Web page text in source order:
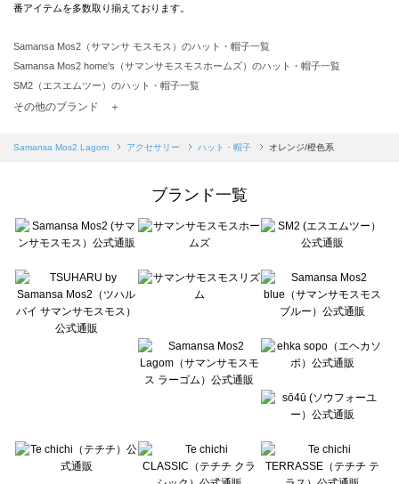
番アイテムを多数取り揃えております。
Samansa Mos2（サマンサ モスモス）のハット・帽子一覧
Samansa Mos2 home's（サマンサモスモスホームズ）のハット・帽子一覧
SM2（エスエムツー）のハット・帽子一覧
TSUHARU by Samansa Mos2（ツハルバイサマンサモスモス）のハット・帽子一覧
Samansa Mos2 blue（サマンサモスモス ブルー）のハット・帽子一覧
sō4ū（ソウフォーユー）のハット・帽子一覧
Te chichi（テチチ）のハット・帽子一覧
Te chichi CLASSIC（テチチ クラシック）のハット・帽子一覧
Lugnoncure（ルノンキュール）のハット・帽子一覧
BETTY'S BLUE（べティーズブルー）のハット・帽子一覧
Wpc.（ワールドパーティー）のハット・帽子一覧
その他のブランド ＋
Samansa Mos2 Lagom アクセサリー ハット・帽子 オレンジ/橙色系
ブランド一覧